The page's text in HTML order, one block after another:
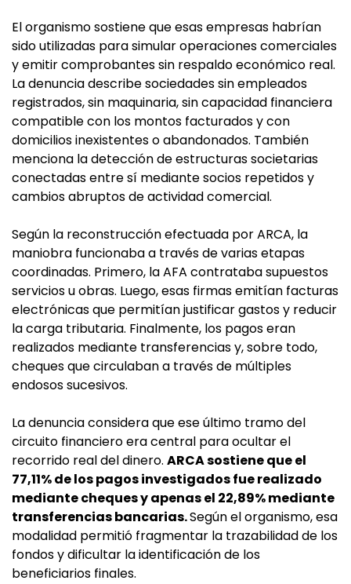
El organismo sostiene que esas empresas habrían
sido utilizadas para simular operaciones comerciales
y emitir comprobantes sin respaldo económico real.
La denuncia describe sociedades sin empleados
registrados, sin maquinaria, sin capacidad financiera
compatible con los montos facturados y con
domicilios inexistentes o abandonados. También
menciona la detección de estructuras societarias
conectadas entre sí mediante socios repetidos y
cambios abruptos de actividad comercial.
Según la reconstrucción efectuada por ARCA, la
maniobra funcionaba a través de varias etapas
coordinadas. Primero, la AFA contrataba supuestos
servicios u obras. Luego, esas firmas emitían facturas
electrónicas que permitían justificar gastos y reducir
la carga tributaria. Finalmente, los pagos eran
realizados mediante transferencias y, sobre todo,
cheques que circulaban a través de múltiples
endosos sucesivos.
La denuncia considera que ese último tramo del
circuito financiero era central para ocultar el
recorrido real del dinero. ARCA sostiene que el
77,11% de los pagos investigados fue realizado
mediante cheques y apenas el 22,89% mediante
transferencias bancarias.Según el organismo, esa
modalidad permitió fragmentar la trazabilidad de los
fondos y dificultar la identificación de los
beneficiarios finales.